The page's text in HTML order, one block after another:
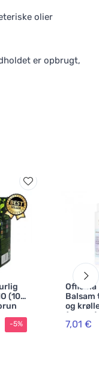
olier
er opbrugt,
(100
-5%
Officina
og
(150 ml)
7,01 €